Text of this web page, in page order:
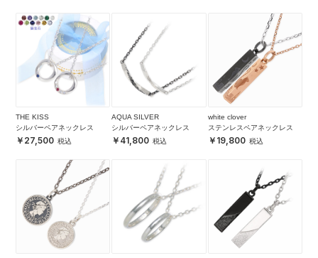
THE KISS
シルバーペアネックレス
27,500
AQUA SILVER
シルバーペアネックレス
41,800
white clover
ステンレスペアネックレス
19,800